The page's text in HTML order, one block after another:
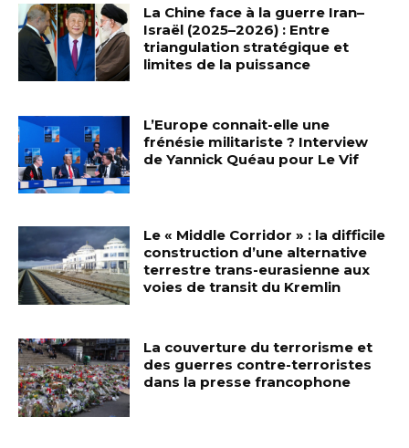
La Chine face à la guerre Iran–
Israël (2025–2026) : Entre
triangulation stratégique et
limites de la puissance
L’Europe connait-elle une
frénésie militariste ? Interview
de Yannick Quéau pour Le Vif
Le « Middle Corridor » : la difficile
construction d’une alternative
terrestre trans-eurasienne aux
voies de transit du Kremlin
La couverture du terrorisme et
des guerres contre-terroristes
dans la presse francophone